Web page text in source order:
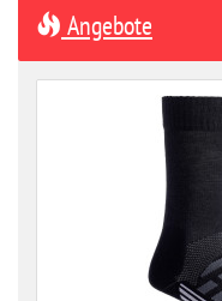
Angebote